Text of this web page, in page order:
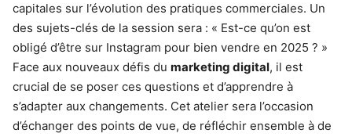
capitales sur l’évolution des pratiques commerciales. Un
des sujets-clés de la session sera : « Est-ce qu’on est
obligé d’être sur Instagram pour bien vendre en 2025 ? »
Face aux nouveaux défis du marketing digital, il est
crucial de se poser ces questions et d’apprendre à
s’adapter aux changements. Cet atelier sera l’occasion
d’échanger des points de vue, de réfléchir ensemble à de